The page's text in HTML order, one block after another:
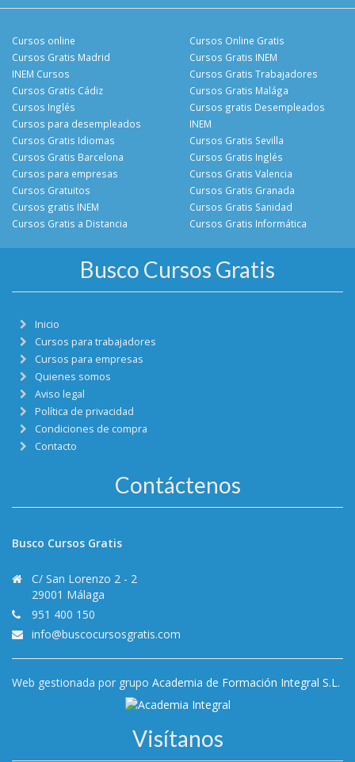
Cursos online
Cursos Gratis Madrid
INEM Cursos
Cursos Gratis Cádiz
Cursos Online Gratis
Cursos Gratis INEM
Cursos Gratis Trabajadores
Cursos Gratis Malága
Cursos Inglés
Cursos para desempleados
Cursos Gratis Idiomas
Cursos Gratis Barcelona
Cursos gratis Desempleados
INEM
Cursos Gratis Sevilla
Cursos Gratis Inglés
Cursos para empresas
Cursos Gratuitos
Cursos gratis INEM
Cursos Gratis a Distancia
Cursos Gratis Valencia
Cursos Gratis Granada
Cursos Gratis Sanidad
Cursos Gratis Informática
Busco Cursos Gratis
Inicio
Cursos para trabajadores
Cursos para empresas
Quienes somos
Aviso legal
Política de privacidad
Condiciones de compra
Contacto
Contáctenos
Busco Cursos Gratis
C/ San Lorenzo 2 - 2
29001 Málaga
951 400 150
info@buscocursosgratis.com
Web gestionada por grupo Academia de Formación Integral S.L.
Visítanos